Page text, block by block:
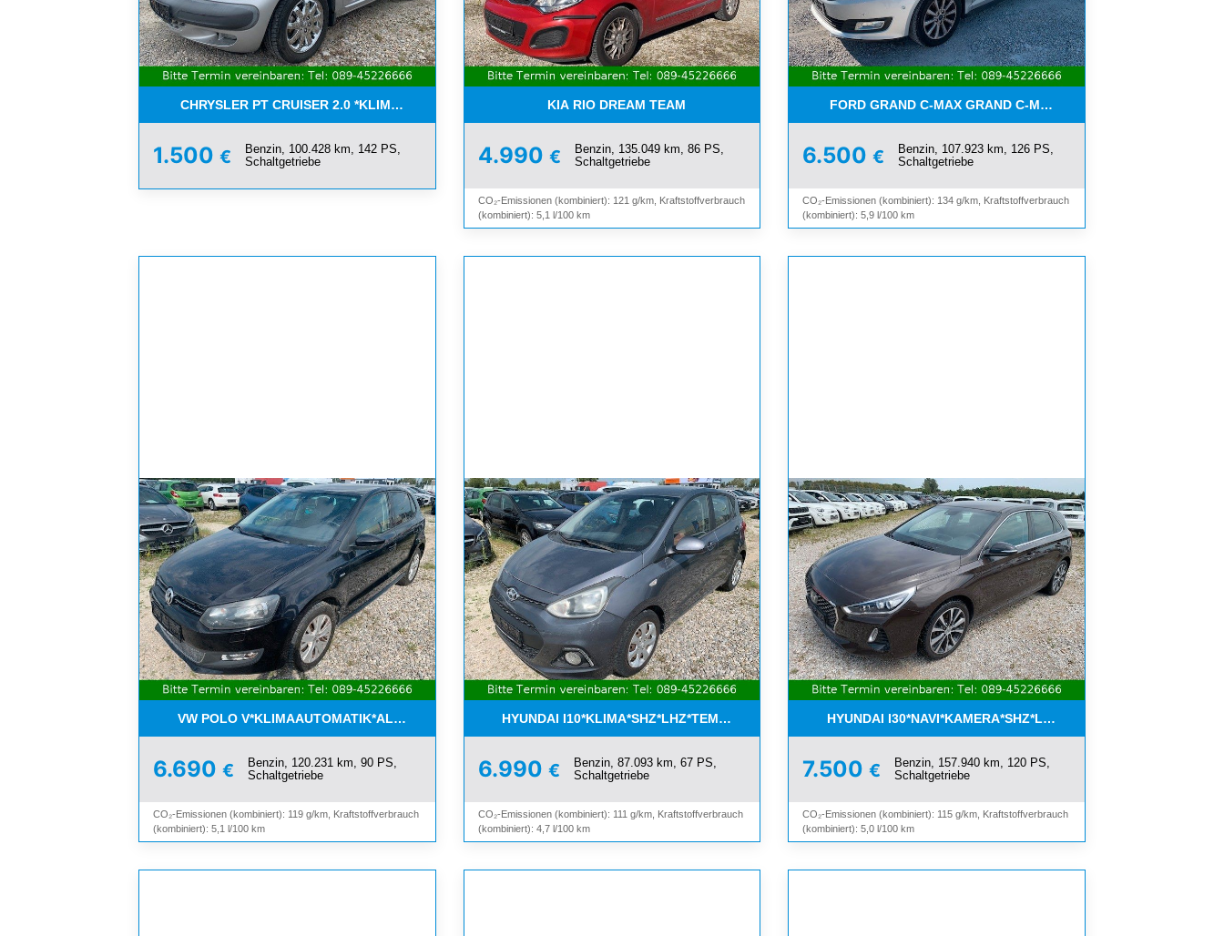
CHRYSLER PT CRUISER 2.0 *KLIMA*SCHIEBEDACH*TÜV BIS 02/27
1.500 €
Benzin, 100.428 km, 142 PS,
Schaltgetriebe
KIA RIO DREAM TEAM
4.990 €
Benzin, 135.049 km, 86 PS,
Schaltgetriebe
CO₂-Emissionen (kombiniert): 121 g/km, Kraftstoffverbrauch
(kombiniert): 5,1 l/100 km
FORD GRAND C-MAX GRAND C-MAX TITANIUM*7-SITZER*NAVI*
6.500€
Benzin, 107.923 km, 126 PS,
Schaltgetriebe
CO₂-Emissionen (kombiniert): 134 g/km, Kraftstoffverbrauch
(kombiniert): 5,9 l/100 km
VW POLO V*KLIMAAUTOMATIK*ALLWETTER*SHZ*ALU*3.HAND*
6.690 €
Benzin, 120.231 km, 90 PS,
Schaltgetriebe
CO₂-Emissionen (kombiniert): 119 g/km, Kraftstoffverbrauch
(kombiniert): 5,1 l/100 km
HYUNDAI I10*KLIMA*SHZ*LHZ*TEMPOMAT*BLUETOOTH*
6.990 €
Benzin, 87.093 km, 67 PS,
Schaltgetriebe
CO₂-Emissionen (kombiniert): 111 g/km, Kraftstoffverbrauch
(kombiniert): 4,7 l/100 km
HYUNDAI
7.500€
Benzin, 157.940 km, 120 PS,
Schaltgetriebe
CO₂-Emissionen (kombiniert): 115 g/km, Kraftstoffverbrauch
(kombiniert): 5,0 l/100 km